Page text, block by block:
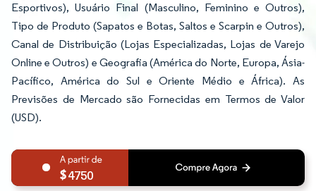
Esportivos), Usuário Final (Masculino, Feminino e Outros),
Tipo de Produto (Sapatos e Botas, Saltos e Scarpin e Outros),
Canal de Distribuição (Lojas Especializadas, Lojas de Varejo
Online e Outros) e Geografia (América do Norte, Europa, Ásia-
Pacífico, América do Sul e Oriente Médio e África). As
Previsões de Mercado são Fornecidas em Termos de Valor
(USD).
4750